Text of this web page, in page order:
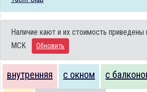
Наличие кают и их стоимость приведены
MCK
Обновить
внутренняя с окном с